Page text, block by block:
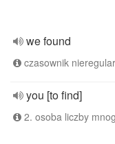
we found
czasownik
you [to find]
2. osoba liczby